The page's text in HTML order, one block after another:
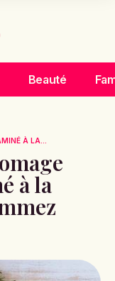
Beauté
À LA...
à la